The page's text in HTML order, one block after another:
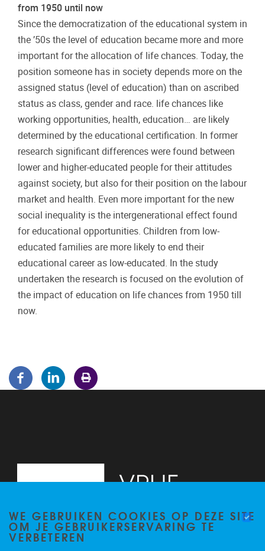
from 1950 until now
Since the democratization of the educational system in
the ’50s the level of education became more and more
important for the allocation of life chances. Today, the
position someone has in society depends more on the
assigned status (level of education) than on ascribed
status as class, gender and race. life chances like
working opportunities, health, education… are likely
determined by the educational certification. In former
research significant differences were found between
lower and higher-educated people for their attitudes
against society, but also for their position on the labour
market and health. Even more important for the new
social inequality is the intergenerational effect found
for educational opportunities. Children from low-
educated families are more likely to end their
educational career as low-educated. In the study
undertaken the research is focused on the evolution of
the impact of education on life chances from 1950 till
now.
WE GEBRUIKEN COOKIES OP DEZE SITE
OM JE GEBRUIKERSERVARING TE
VERBETEREN